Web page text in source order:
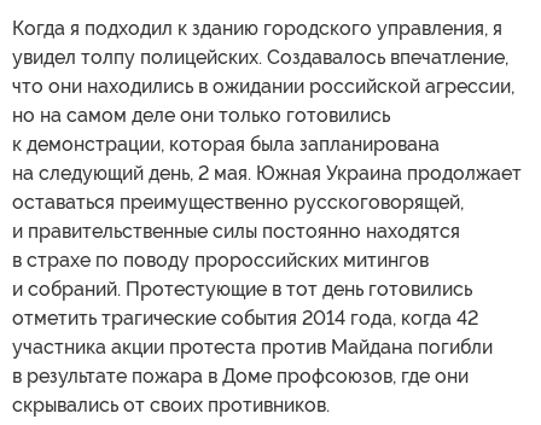
Когда я подходил к зданию городского управления, я
увидел толпу полицейских. Создавалось впечатление,
что они находились в ожидании российской агрессии,
но на самом деле они только готовились
к демонстрации, которая была запланирована
на следующий день, 2 мая. Южная Украина продолжает
оставаться преимущественно русскоговорящей,
и правительственные силы постоянно находятся
в страхе по поводу пророссийских митингов
и собраний. Протестующие в тот день готовились
отметить трагические события 2014 года, когда 42
участника акции протеста против Майдана погибли
в результате пожара в Доме профсоюзов, где они
скрывались от своих противников.